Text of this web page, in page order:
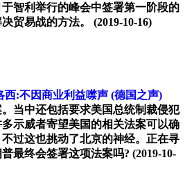
智利举行的峰会中签署第一阶段的
贸易战的方法。
(2019-10-16)
西:不因商业利益噤声 (德国之声)
当中还包括要求美国总统制裁侵犯
示威者寄望美国的相关法案可以确
过这也挑动了北京的神经。正在寻
最终会签署这项法案吗? (2019-10-